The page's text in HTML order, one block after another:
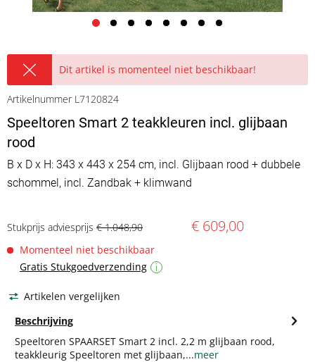
Dit artikel is momenteel niet beschikbaar!
Artikelnummer L7120824
Speeltoren Smart 2 teakkleuren incl. glijbaan
rood
B x D x H: 343 x 443 x 254 cm, incl. Glijbaan rood + dubbele
schommel, incl. Zandbak + klimwand
Stukprijs adviesprijs € 1.048,90 € 609,00
Momenteel niet beschikbaar
Gratis Stukgoedverzending
i
Artikelen vergelijken
Beschrijving
Speeltoren SPAARSET Smart 2 incl. 2,2 m glijbaan rood,
teakkleurig Speeltoren met glijbaan,...meer